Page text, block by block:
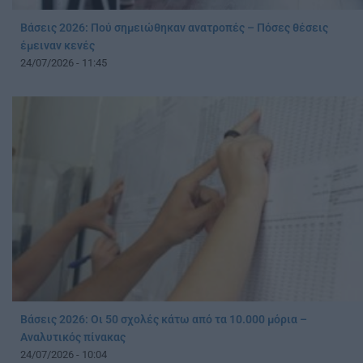
Βάσεις 2026: Πού σημειώθηκαν ανατροπές – Πόσες θέσεις
έμειναν κενές
24/07/2026 - 11:45
Βάσεις 2026: Οι 50 σχολές κάτω από τα 10.000 μόρια –
Αναλυτικός πίνακας
24/07/2026 - 10:04